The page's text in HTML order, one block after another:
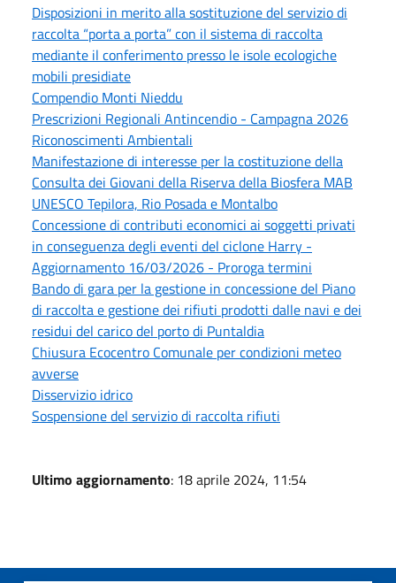
Disposizioni in merito alla sostituzione del servizio di
raccolta “porta a porta” con il sistema di raccolta
mediante il conferimento presso le isole ecologiche
mobili presidiate
Compendio Monti Nieddu
Prescrizioni Regionali Antincendio - Campagna 2026
Riconoscimenti Ambientali
Manifestazione di interesse per la costituzione della
Consulta dei Giovani della Riserva della Biosfera MAB
UNESCO Tepilora, Rio Posada e Montalbo
Concessione di contributi economici ai soggetti privati
in conseguenza degli eventi del ciclone Harry -
Aggiornamento 16/03/2026 - Proroga termini
Bando di gara per la gestione in concessione del Piano
di raccolta e gestione dei rifiuti prodotti dalle navi e dei
residui del carico del porto di Puntaldia
Chiusura Ecocentro Comunale per condizioni meteo
avverse
Disservizio idrico
Sospensione del servizio di raccolta rifiuti
Ultimo aggiornamento: 18 aprile 2024, 11:54